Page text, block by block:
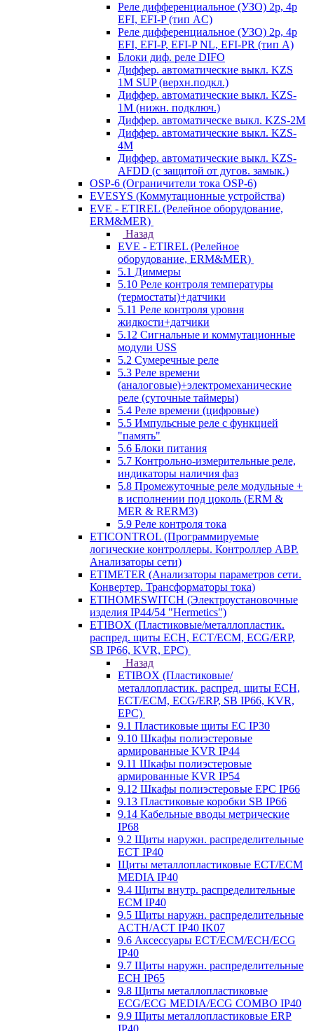
Реле дифференциальное (УЗО) 2р, 4р
EFI, EFI-P (тип AС)
Реле дифференциальное (УЗО) 2р, 4р
EFI, EFI-P, EFI-P NL, EFI-PR (тип A)
Блоки диф. реле DIFO
Диффер. автоматические выкл. KZS
1M SUP (верхн.подкл.)
Диффер. автоматические выкл. KZS-
1M (нижн. подключ.)
Диффер. автоматическе выкл. KZS-2M
Диффер. автоматические выкл. KZS-
4M
Диффер. автоматические выкл. KZS-
AFDD (с защитой от дугов. замык.)
OSP-6 (Ограничители тока OSP-6)
EVESYS (Коммутационные устройства)
EVE - ETIREL (Релейное оборудование,
ERM&MER)
Назад
EVE - ETIREL (Релейное
оборудование, ERM&MER)
5.1 Диммеры
5.10 Реле контроля температуры
(термостаты)+датчики
5.11 Реле контроля уровня
жидкости+датчики
5.12 Сигнальные и коммутационные
модули USS
5.2 Сумеречные реле
5.3 Реле времени
(аналоговые)+электромеханические
реле (суточные таймеры)
5.4 Реле времени (цифровые)
5.5 Импульсные реле с функцией
"память"
5.6 Блоки питания
5.7 Контрольно-измерительные реле,
индикаторы наличия фаз
5.8 Промежуточные реле модульные +
в исполнении под цоколь (ERM &
MER & RERM3)
5.9 Реле контроля тока
ETICONTROL (Программируемые
логические контроллеры. Контроллер АВР.
Анализаторы сети)
ETIMETER (Анализаторы параметров сети.
Конвертер. Трансформаторы тока)
ETIHOMESWITCH (Электроустановочные
изделия IP44/54 "Hermetics")
ETIBOX (Пластиковые/металлопластик.
распред. щиты ECH, ECT/ECM, ECG/ERP,
SB IP66, KVR, EPC)
Назад
ETIBOX (Пластиковые/
металлопластик. распред. щиты ECH,
ECT/ECM, ECG/ERP, SB IP66, KVR,
EPC)
9.1 Пластиковые щиты EC IP30
9.10 Шкафы полиэстеровые
армированные KVR IP44
9.11 Шкафы полиэстеровые
армированные KVR IP54
9.12 Шкафы полиэстеровые EPC IP66
9.13 Пластиковые коробки SB IP66
9.14 Кабельные вводы метрические
IP68
9.2 Щиты наружн. распределительные
ECT IP40
Щиты металлопластиковые ECT/ECM
MEDIA IP40
9.4 Щиты внутр. распределительные
ECМ IP40
9.5 Щиты наружн. распределительные
ACTH/ACT IP40 IK07
9.6 Аксессуары ECT/ECM/ECH/ECG
IP40
9.7 Щиты наружн. распределительные
ECH IP65
9.8 Щиты металлопластиковые
ECG/ECG MEDIA/ECG COMBO IP40
9.9 Щиты металлопластиковые ERP
IP40